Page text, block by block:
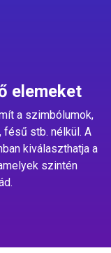
elemeket
a szimbólumok,
fésű stb. nélkül. A
kiválaszthatja a
szintén